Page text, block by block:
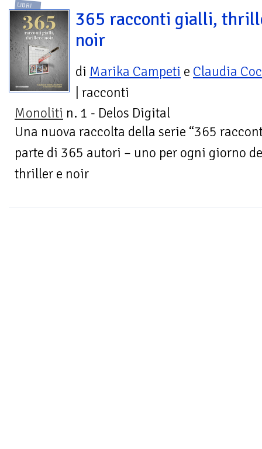
LIBRI
365 racconti gialli,
noir
di Marika Campeti e Claudia
| racconti
Monoliti n. 1 - Delos Digital
Una nuova raccolta della serie “365
parte di 365 autori – uno per ogni giorno
thriller e noir